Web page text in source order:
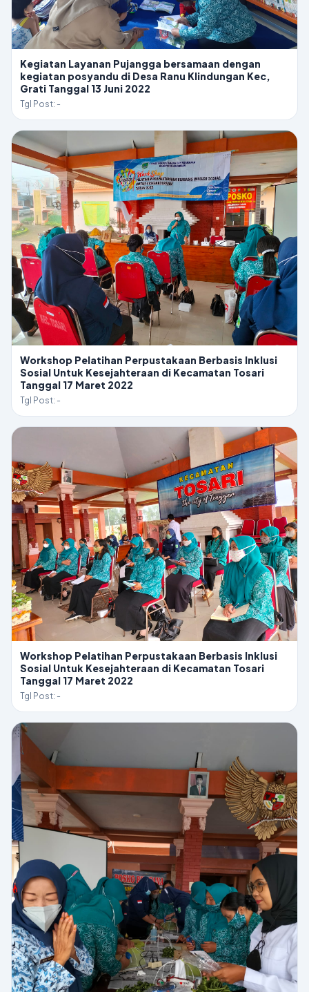
Kegiatan Layanan Pujangga bersamaan dengan
kegiatan posyandu di Desa Ranu Klindungan Kec,
Grati Tanggal 13 Juni 2022
Tgl Post: -
Workshop Pelatihan Perpustakaan Berbasis Inklusi
Sosial Untuk Kesejahteraan di Kecamatan Tosari
Tanggal 17 Maret 2022
Tgl Post: -
Workshop Pelatihan Perpustakaan Berbasis Inklusi
Sosial Untuk Kesejahteraan di Kecamatan Tosari
Tanggal 17 Maret 2022
Tgl Post: -